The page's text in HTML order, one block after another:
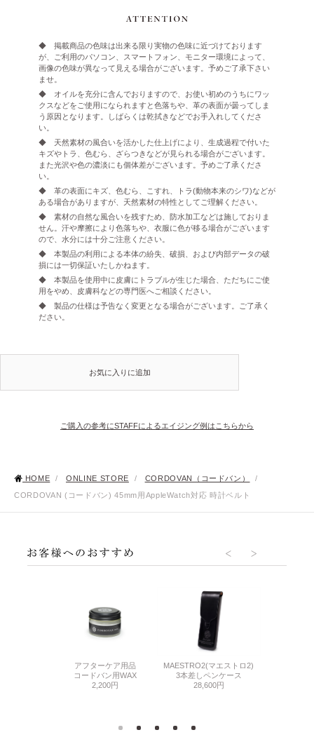
◆ 掲載商品の色味は出来る限り実物の色味に近づけております
が、ご利用のパソコン、スマートフォン、モニター環境によって、
画像の色味が異なって見える場合がございます。予めご了承下さい
ませ。
◆ オイルを充分に含んでおりますので、お使い初めのうちにワッ
クスなどをご使用になられますと色落ちや、革の表面が曇ってしま
う原因となります。しばらくは乾拭きなどでお手入れしてくださ
い。
◆ 天然素材の風合いを活かした仕上げにより、生成過程で付いた
キズやトラ、色むら、ざらつきなどが見られる場合がございます。
また光沢や色の濃淡にも個体差がございます。予めご了承くださ
い。
◆ 革の表面にキズ、色むら、こすれ、トラ(動物本来のシワ)などが
ある場合がありますが、天然素材の特性としてご理解ください。
◆ 素材の自然な風合いを残すため、防水加工などは施しておりま
せん。汗や摩擦により色落ちや、衣服に色が移る場合がございます
ので、水分には十分ご注意ください。
◆ 本製品の利用による本体の紛失、破損、および内部データの破
損には一切保証いたしかねます。
◆ 本製品を使用中に皮膚にトラブルが生じた場合、ただちにご使
用をやめ、皮膚科などの専門医へご相談ください。
◆ 製品の仕様は予告なく変更となる場合がございます。ご了承く
ださい。
お気に入りに追加
ご購入の参考にSTAFFによるエイジング例はこちらから
HOME / ONLINE STORE / CORDOVAN（コードバン）
/
CORDOVAN (コードバン) 45mm用AppleWatch対応 時計ベルト
アフターケア用品
コードバン用WAX
2,200円
MAESTRO2(マエストロ2)
3本差しペンケース
28,600円